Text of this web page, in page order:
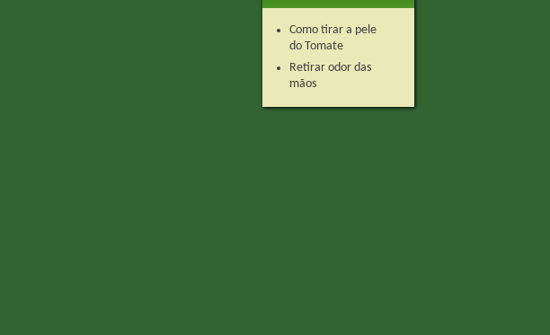
Como tirar a pele
do Tomate
Retirar odor das
mãos